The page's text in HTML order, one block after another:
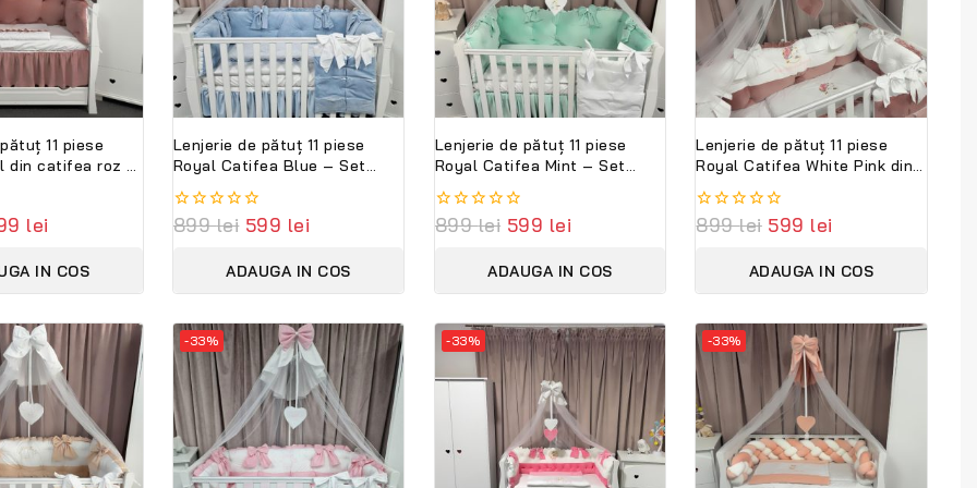
11 piese
din catifea roz –
personalizabil
lei
IN COS
Lenjerie de pătuț 11 piese
Royal Catifea Blue – Set
complet premium din catifea
moale și bumbac natural,
personalizabil cu nume –
0
899lei 599 lei
ADAUGA IN COS
Lenjerie de pătuț 11 piese
Royal Catifea Mint – Set
complet premium din catifea
moale și bumbac natural,
personalizabil cu nume –
0
899lei 599 lei
ADAUGA IN COS
Lenjerie de pătuț 11 piese
Royal Catifea White Pink din
bumbac și catifea moale –
Set complet personalizabil
PeppiBambini
0
899lei 599 lei
ADAUGA IN COS
-33% -33% -33%